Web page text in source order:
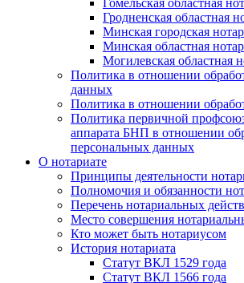
Гродненская областная
Минская городская
Минская областная
Могилевская областная
Политика в отношении
данных
Политика в отношении
Политика первичной
аппарата БНП в отношении
персональных данных
О нотариате
Принципы деятельности
Полномочия и обязанности
Перечень нотариальных
Место совершения
Кто может быть нотариусом
История нотариата
Статут ВКЛ 1529 года
Статут ВКЛ 1566 года